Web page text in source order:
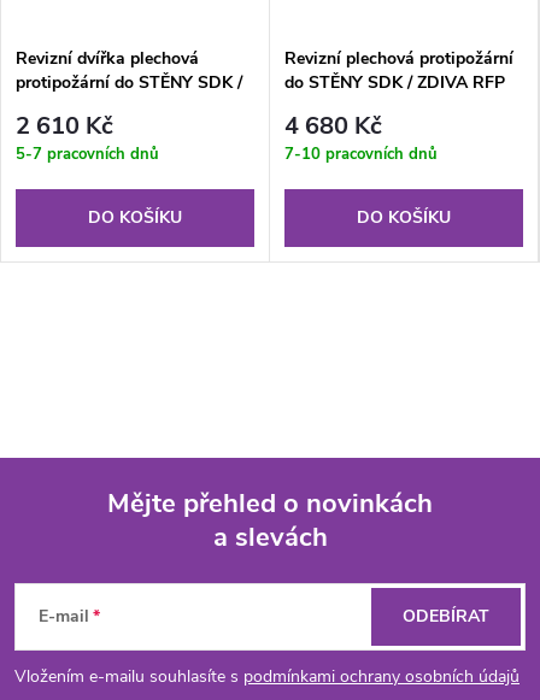
Revizní dvířka plechová
protipožární do STĚNY SDK /
2 610 Kč
5-7 pracovních dnů
DO KOŠÍKU
Revizní plechová protipožární
do STĚNY SDK / ZDIVA RFP
4 680 Kč
7-10 pracovních dnů
DO KOŠÍKU
p
Mějte přehled o novinkách
a slevách
E-mail
Vložením e-mailu souhlasíte s podmínkami ochrany osobních údajů
ODEBÍRAT